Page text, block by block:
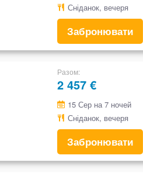
Сніданок, вечеря
Забронювати
Разом
2 457 €
15 Сер на 7 ночей
Сніданок, вечеря
Забронювати